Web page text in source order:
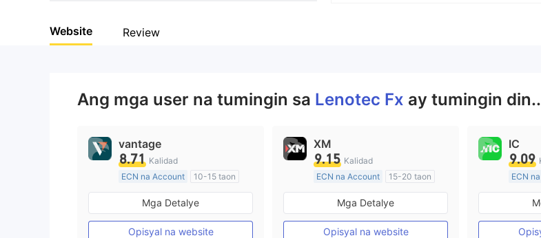
8
9
Website Review
Ang mga user na tumingin sa Lenotec Fx ay tumingin din..
vantage
8.71 Kalidad
ECN na Account
10-15 taon
Kinokontrol sa Australia
Paggawa ng Market (MM)
Pangunahing label na MT4
Mga Detalye
Opisyal na website
XM
9.15 Kalidad
ECN na Account
15-20 taon
Kinokontrol sa Australia
Paggawa ng Market (MM)
Pangunahing label na MT4
Mga Detalye
Opisyal na website
IC
9.09
ECN